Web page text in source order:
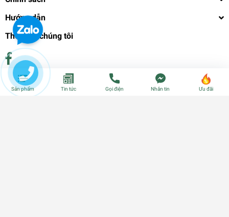
Hướng dẫn
Theo dõi chúng tôi
Phương thức thanh toán
Sản phẩm Tin tức Gọi điện Nhắn tin Ưu đãi